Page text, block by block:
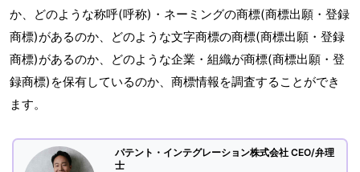
か、どのような称呼(呼称)・ネーミングの商標(商標出願・登録
商標)があるのか、どのような文字商標の商標(商標出願・登録
商標)があるのか、どのような企業・組織が商標(商標出願・登
録商標)を保有しているのか、商標情報を調査することができ
ます。
パテント・インテグレーション株式会社 CEO/弁理
士